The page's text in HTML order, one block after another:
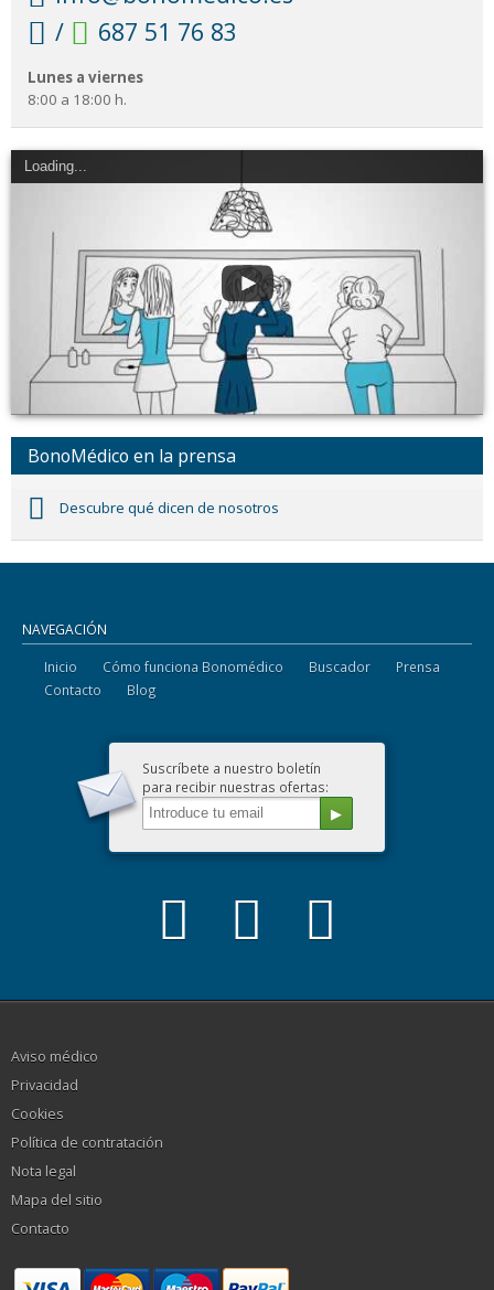
/
687 51 76 83
Lunes a viernes
8:00 a 18:00 h.
Loading...
BonoMédico en la prensa
Descubre qué dicen de nosotros
NAVEGACIÓN
Inicio Cómo funciona Bonomédico Buscador
Prensa
Contacto
Blog
Suscríbete a nuestro boletín
para recibir nuestras ofertas:
Aviso médico
Privacidad
Cookies
Política de contratación
Nota legal
Mapa del sitio
Contacto